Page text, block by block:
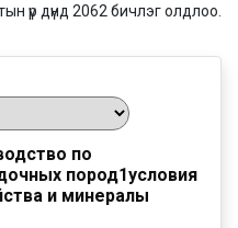
үр дүнд 2062 бичлэг олдлоо.
по
пород1условия
и минералы